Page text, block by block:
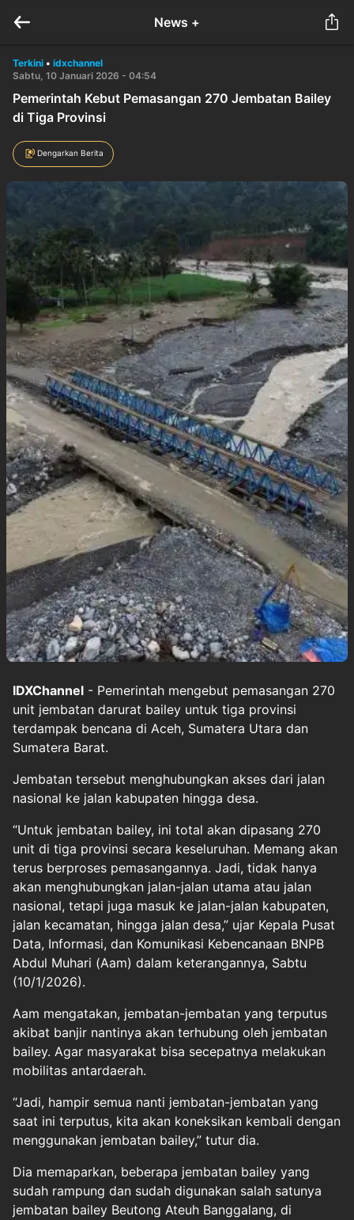
News +
Terkini • idxchannel
Sabtu, 10 Januari 2026 - 04:54
Pemerintah Kebut Pemasangan 270 Jembatan Bailey
di Tiga Provinsi
Dengarkan Berita
IDXChannel - Pemerintah mengebut pemasangan 270
unit jembatan darurat bailey untuk tiga provinsi
terdampak bencana di Aceh, Sumatera Utara dan
Sumatera Barat.
Jembatan tersebut menghubungkan akses dari jalan
nasional ke jalan kabupaten hingga desa.
“Untuk jembatan bailey, ini total akan dipasang 270
unit di tiga provinsi secara keseluruhan. Memang akan
terus berproses pemasangannya. Jadi, tidak hanya
akan menghubungkan jalan-jalan utama atau jalan
nasional, tetapi juga masuk ke jalan-jalan kabupaten,
jalan kecamatan, hingga jalan desa,” ujar Kepala Pusat
Data, Informasi, dan Komunikasi Kebencanaan BNPB
Abdul Muhari (Aam) dalam keterangannya, Sabtu
(10/1/2026).
Aam mengatakan, jembatan-jembatan yang terputus
akibat banjir nantinya akan terhubung oleh jembatan
bailey. Agar masyarakat bisa secepatnya melakukan
mobilitas antardaerah.
“Jadi, hampir semua nanti jembatan-jembatan yang
saat ini terputus, kita akan koneksikan kembali dengan
menggunakan jembatan bailey,” tutur dia.
Dia memaparkan, beberapa jembatan bailey yang
sudah rampung dan sudah digunakan salah satunya
jembatan bailey Beutong Ateuh Banggalang, di